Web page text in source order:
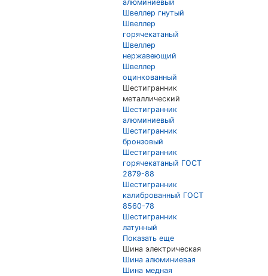
алюминиевый
Швеллер гнутый
Швеллер
горячекатаный
Швеллер
нержавеющий
Швеллер
оцинкованный
Шестигранник
металлический
Шестигранник
алюминиевый
Шестигранник
бронзовый
Шестигранник
горячекатаный ГОСТ
2879-88
Шестигранник
калиброванный ГОСТ
8560-78
Шестигранник
латунный
Показать еще
Шина электрическая
Шина алюминиевая
Шина медная